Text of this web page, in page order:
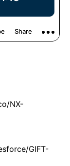
NX-
GIFT-